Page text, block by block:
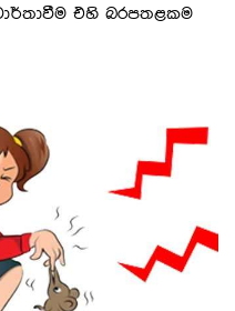
එහි බරපතළකම